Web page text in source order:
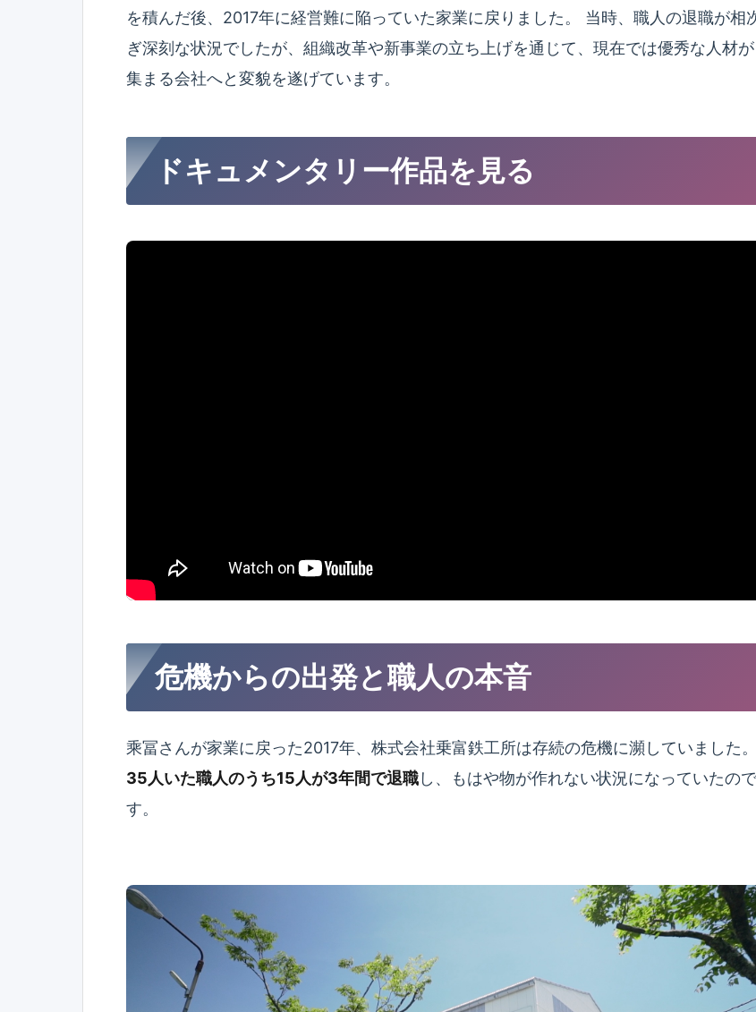
を積んだ後、2017年に経営難に陥っていた家業に戻りました。 当時、職人の退職が相
ぎ深刻な状況でしたが、組織改革や新事業の立ち上げを通じて、現在では優秀な人材が
集まる会社へと変貌を遂げています。
ドキュメンタリー作品を見る
危機からの出発と職人の本音
乘冨さんが家業に戻った2017年、株式会社乗富鉄工所は存続の危機に瀕していました。
35人いた職人のうち15人が3年間で退職し、もはや物が作れない状況になっていたので
す。